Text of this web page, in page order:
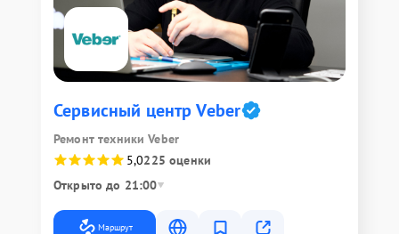
Сервисный центр Veber
Ремонт техники Veber
5,0225 оценки
Открыто до 21:00
Маршрут